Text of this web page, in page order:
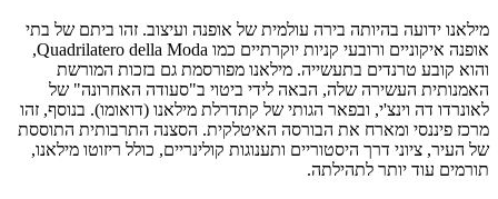
מילאנו ידועה בהיותה בירה עולמית של אופנה ועיצוב. זהו ביתם של בתי
אופנה איקוניים ורובעי קניות יוקרתיים כמו Quadrilatero della Moda,
והוא קובע טרנדים בתעשייה. מילאנו מפורסמת גם בזכות המורשת
האמנותית העשירה שלה, הבאה לידי ביטוי ב"סעודה האחרונה" של
לאונרדו דה וינצ'י, ובפאר הגותי של קתדרלת מילאנו (דואומו). בנוסף, זהו
מרכז פיננסי ומארח את הבורסה האיטלקית. הסצנה התרבותית התוססת
של העיר, ציוני דרך היסטוריים ותענוגות קולינריים, כולל ריזוטו מילאנו,
תורמים עוד יותר לתהילתה.